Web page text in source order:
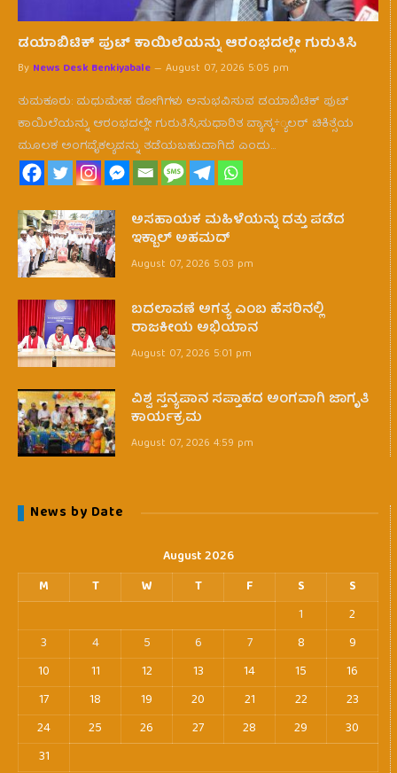
ಡಯಾಬಿಟಿಕ್ ಪುಟ್ ಕಾಯಿಲೆಯನ್ನು ಆರಂಭದಲ್ಲೇ ಗುರುತಿಸಿ
By News Desk Benkiyabale August 07, 2026 5:05 pm
ತುಮಕೂರು: ಮಧುಮೇಹ ರೋಗಿಗಳು ಅನುಭವಿಸುವ ಡಯಾಬಿಟಿಕ್ ಪುಟ್
ಕಾಯಿಲೆಯನ್ನು ಆರಂಭದಲ್ಲೇ ಗುರುತಿಸಿ,ಸುಧಾರಿತ ವ್ಯಾಸ್ಕ÷್ಯಲರ್ ಚಿಕಿತ್ಸೆಯ
ಮೂಲಕ ಅಂಗವೈಕಲ್ಯವನ್ನು ತಡೆಯಬಹುದಾಗಿದೆ ಎಂದು…
ಅಸಹಾಯಕ ಮಹಿಳೆಯನ್ನು ದತ್ತು ಪಡೆದ
ಇಕ್ಬಾಲ್ ಅಹಮದ್
August 07, 2026 5:03 pm
ಬದಲಾವಣೆ ಅಗತ್ಯ ಎಂಬ ಹೆಸರಿನಲ್ಲಿ
ರಾಜಕೀಯ ಅಭಿಯಾನ
August 07, 2026 5:01 pm
ವಿಶ್ವ ಸ್ತನ್ಯಪಾನ ಸಪ್ತಾಹದ ಅಂಗವಾಗಿ ಜಾಗೃತಿ
ಕಾರ್ಯಕ್ರಮ
August 07, 2026 4:59 pm
News by Date
August 2026
M
T W T F S
S
1
2
3
4 5 6 7 8
9
10
11 12 13 14 15
16
17
18 19 20 21 22
23
24
25 26 27 28 29
30
31